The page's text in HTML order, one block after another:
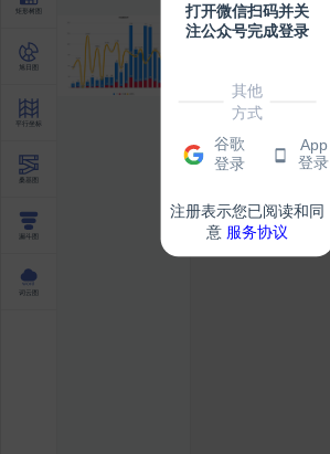
矩形树图
旭日图
平行坐标
桑基图
漏斗图
词云图
打开微信扫码并关
注公众号完成登录
其他
方式
谷歌
登录
App
登录
注册表示您已阅读和同
意 服务协议